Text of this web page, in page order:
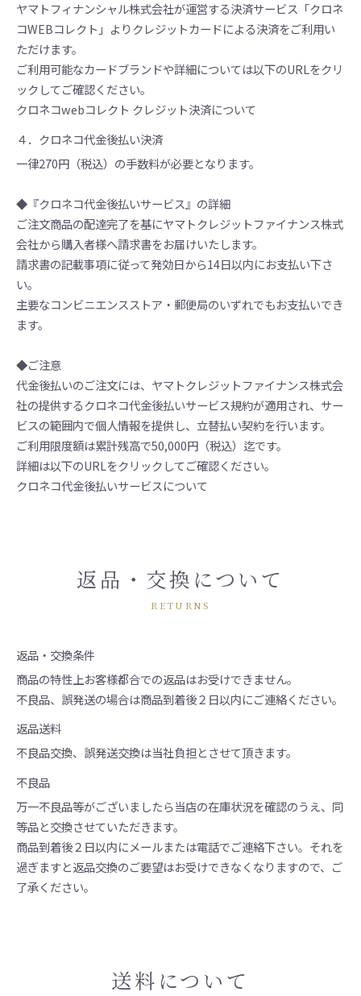
ヤマトフィナンシャル株式会社が運営する決済サービス「クロネ
コWEBコレクト」よりクレジットカードによる決済をご利用い
ただけます。
ご利用可能なカードブランドや詳細については以下のURLをクリ
ックしてご確認ください。
クロネコwebコレクト クレジット決済について
４．クロネコ代金後払い決済
一律270円（税込）の手数料が必要となります。
◆『クロネコ代金後払いサービス』の詳細
ご注文商品の配達完了を基にヤマトクレジットファイナンス株式
会社から購入者様へ請求書をお届けいたします。
請求書の記載事項に従って発効日から14日以内にお支払い下さ
い。
主要なコンビニエンスストア・郵便局のいずれでもお支払いでき
ます。
◆ご注意
代金後払いのご注文には、ヤマトクレジットファイナンス株式会
社の提供するクロネコ代金後払いサービス規約が適用され、サー
ビスの範囲内で個人情報を提供し、立替払い契約を行います。
ご利用限度額は累計残高で50,000円（税込）迄です。
詳細は以下のURLをクリックしてご確認ください。
クロネコ代金後払いサービスについて
返品・交換について
RETURNS
返品・交換条件
商品の特性上お客様都合での返品はお受けできません。
不良品、誤発送の場合は商品到着後２日以内にご連絡ください。
返品送料
不良品交換、誤発送交換は当社負担とさせて頂きます。
不良品
万一不良品等がございましたら当店の在庫状況を確認のうえ、同
等品と交換させていただきます。
商品到着後２日以内にメールまたは電話でご連絡下さい。それを
過ぎますと返品交換のご要望はお受けできなくなりますので、ご
了承ください。
送料について